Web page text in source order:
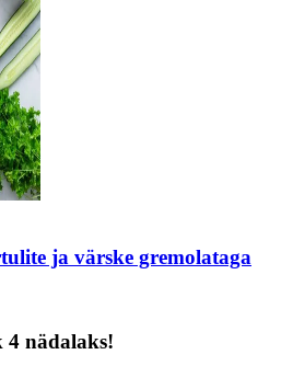
ja värske gremolataga
4 nädalaks!